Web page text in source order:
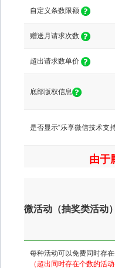
自定义条数限额
赠送月请求次数
超出请求数单价
底部版权信息
是否显示“乐享微信技术支
由于
微活动（抽奖类活动）
每种活动可以免费同时存
（超出同时存在个数的活